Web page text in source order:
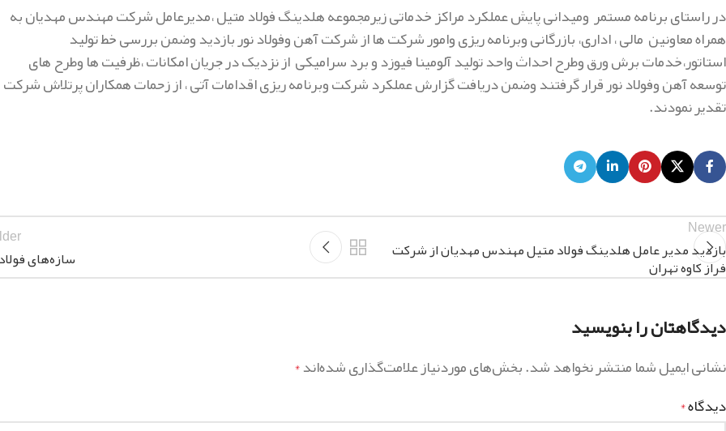
در راستای برنامه مستمر ومیدانی پایش عملکرد مراکز خدماتی زیرمجموعه هلدینگ فولاد متیل ،مدیرعامل شرکت مهندس مهدیان به
همراه معاونین مالی ، اداری، بازرگانی وبرنامه ریزی وامور شرکت ها از شرکت آهن وفولاد نور بازدید وضمن بررسی خط تولید
استاتور،خدمات برش ورق وطرح احداث واحد تولید آلومینا فیوزد و برد سرامیکی از نزدیک در جریان امکانات ،ظرفیت ها وطرح های
توسعه آهن وفولاد نور قرار گرفتند وضمن دریافت گزارش عملکرد شرکت وبرنامه ریزی اقدامات آتی ، از زحمات همکاران پرتلاش شرکت
تقدیر نمودند.
Newer
بازدید مدیر عامل هلدینگ فولاد متیل مهندس مهدیان از شرکت
فراز کاوه تهران
سازه‌های
دیدگاهتان را بنویسید
نشانی ایمیل شما منتشر نخواهد شد.بخش‌های موردنیاز علامت‌گذاری شده‌اند*
دیدگاه*